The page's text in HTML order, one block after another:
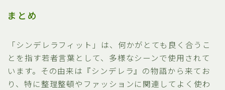
まとめ
「シンデレラフィット」は、何かがとても良く合うこ
とを指す若者言葉として、多様なシーンで使用されて
います。その由来は『シンデレラ』の物語から来てお
り、特に整理整頓やファッションに関連してよく使わ